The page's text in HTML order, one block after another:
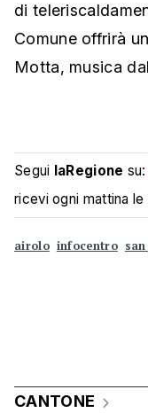
di
Comune offrirà
Motta, musica
Segui laRegione
ricevi ogni mattina
airolo infocentro
CANTONE